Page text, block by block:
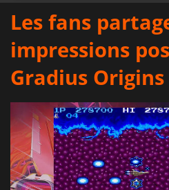
LOGICIELS
MATÉRIEL
SE CONNECTER OU S'INSCRIRE
Les fans
impressions
Gradius Origins